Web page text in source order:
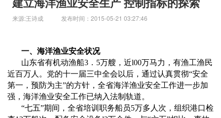
来源:王诗成 发布时间：2015-05-21 03:27:46
一、海洋渔业安全状况
山东省有机动渔船3 ． 5万艘，近l00万马力，有渔工渔民
近百万人。党的十一届三中全会以后，通过认真贯彻“安全
第一，预防为主”的方针，全省海洋渔业安全工作进一步加
强，海洋渔业安全工作已纳入法制轨道。
“七五”期间，全省培训职务船员5万多人次，组织港口检